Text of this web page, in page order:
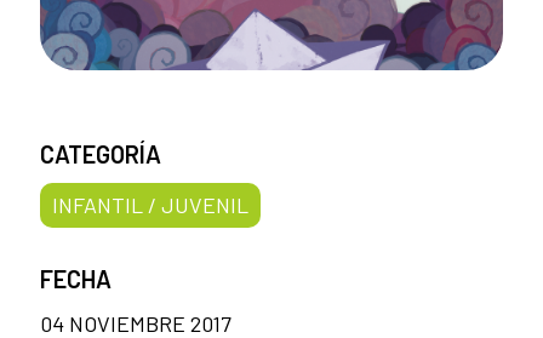
CATEGORÍA
INFANTIL / JUVENIL
FECHA
04 NOVIEMBRE 2017